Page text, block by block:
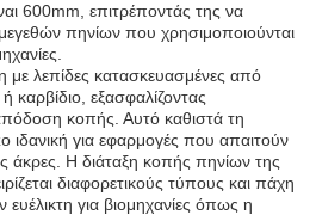
600mm, επιτρέποντάς της να
πηνίων που χρησιμοποιούνται
με λεπίδες κατασκευασμένες από
εξασφαλίζοντας
κοπής. Αυτό καθιστά τη
για εφαρμογές που απαιτούν
άκρες. Η διάταξη κοπής πηνίων της
διαφορετικούς τύπους και πάχη
για βιομηχανίες όπως η